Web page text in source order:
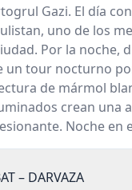
Gazi. El día
uno de los
Por la noche,
un tour nocturno
de mármol
crean una
Noche en
– DARVAZA